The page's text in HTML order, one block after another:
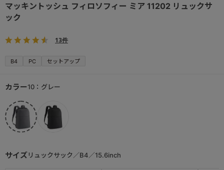
マッキントッシュ フィロソフィー ミア 11202 リュックサ
ック
13件
B4 PC セットアップ
サイズリュックサック／B4／15.6inch
カラー10：グレー